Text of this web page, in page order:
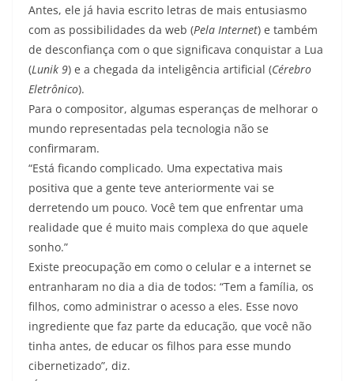
Antes, ele já havia escrito letras de mais entusiasmo
com as possibilidades da web (Pela Internet) e também
de desconfiança com o que significava conquistar a Lua
(Lunik 9) e a chegada da inteligência artificial (Cérebro
Eletrônico).
Para o compositor, algumas esperanças de melhorar o
mundo representadas pela tecnologia não se
confirmaram.
“Está ficando complicado. Uma expectativa mais
positiva que a gente teve anteriormente vai se
derretendo um pouco. Você tem que enfrentar uma
realidade que é muito mais complexa do que aquele
sonho.”
Existe preocupação em como o celular e a internet se
entranharam no dia a dia de todos: “Tem a família, os
filhos, como administrar o acesso a eles. Esse novo
ingrediente que faz parte da educação, que você não
tinha antes, de educar os filhos para esse mundo
cibernetizado”, diz.